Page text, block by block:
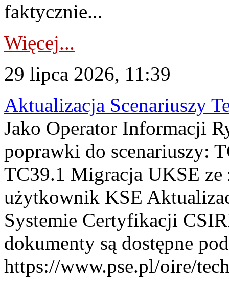
faktycznie...
Więcej...
29 lipca 2026, 11:39
Aktualizacja Scenariuszy
Jako Operator Informacji
poprawki do scenariuszy:
TC39.1 Migracja UKSE
użytkownik KSE
Systemie Certyfikacji
dokumenty są dostępne
https://www.pse.pl/oire/